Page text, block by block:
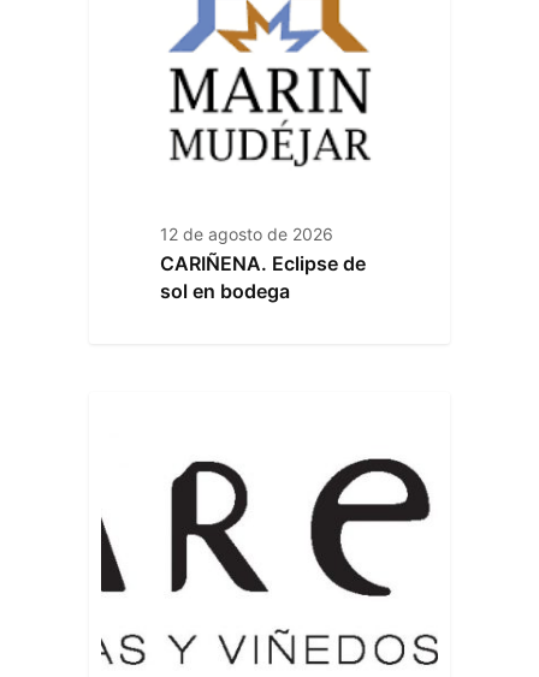
12 de agosto de 2026
CARIÑENA. Eclipse de
sol en bodega